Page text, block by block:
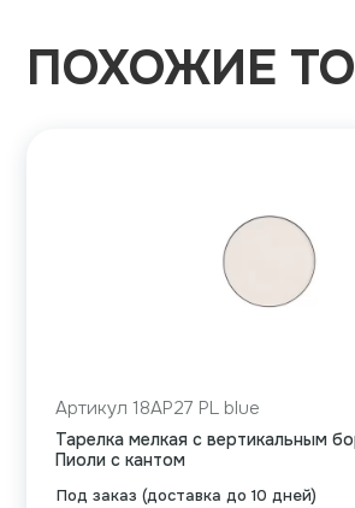
ПОХОЖИЕ
Под заказ (доставка до 10 дней)
Артикул 18AP27 PL blue
Тарелка мелкая с вертикальным
Пиоли с кантом